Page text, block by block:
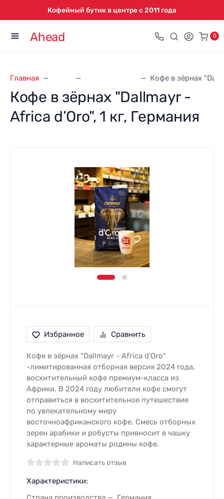
Кофейный бутик в центре с 2011 года
Ahead 0
Главная Кофе в зёрнах
Кофе в зёрнах "Dallmayr -
Africa d’Oro", 1 кг, Германия
Избранное Сравнить
Кофе в зёрнах "Dallmayr - Africa d’Oro"
-лимитированная отборная версия 2024 года,
восхитительный кофе премиум-класса из
Африки. В 2024 году любители кофе смогут
отправиться в восхитительное путешествие
по увлекательному миру
восточноафриканского кофе. Смесь отборных
зерен арабики и робусты привносит в чашку
характерные ароматы родины кофе.
Написать отзыв
Характеристики: